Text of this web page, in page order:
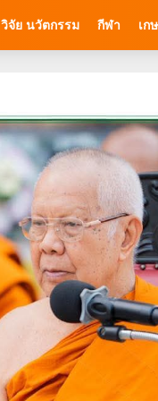
วิจัย นวัตกรรม กีฬา เก